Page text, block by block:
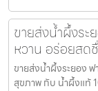
ขายส่งน้ำผึ้งร
หวาน อร่อยสด
ขายส่งน้ำผึ้งระยอง
สุขภาพ กับ น้ำผึ้งแท้